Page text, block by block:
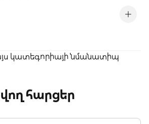
կատեգորիայի նմանատիպ
հարցեր